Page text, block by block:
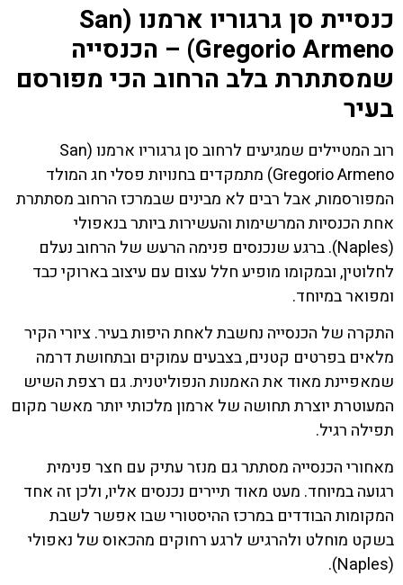
כנסיית סן גרגוריו ארמנו (San
Gregorio Armeno) – הכנסייה
שמסתתרת בלב הרחוב הכי מפורסם
בעיר
רוב המטיילים שמגיעים לרחוב סן גרגוריו ארמנו (San
Gregorio Armeno) מתמקדים בחנויות פסלי חג המולד
המפורסמות, אבל רבים לא מבינים שבמרכז הרחוב מסתתרת
אחת הכנסיות המרשימות והעשירות ביותר בנאפולי
(Naples). ברגע שנכנסים פנימה הרעש של הרחוב נעלם
לחלוטין, ובמקומו מופיע חלל עצום עם עיצוב בארוקי כבד
ומפואר במיוחד.
התקרה של הכנסייה נחשבת לאחת היפות בעיר. ציורי הקיר
מלאים בפרטים קטנים, בצבעים עמוקים ובתחושת דרמה
שמאפיינת מאוד את האמנות הנפוליטנית. גם רצפת השיש
המעוטרת יוצרת תחושה של ארמון מלכותי יותר מאשר מקום
תפילה רגיל.
מאחורי הכנסייה מסתתר גם מנזר עתיק עם חצר פנימית
רגועה במיוחד. מעט מאוד תיירים נכנסים אליו, ולכן זה אחד
המקומות הבודדים במרכז ההיסטורי שבו אפשר לשבת
בשקט מוחלט ולהרגיש לרגע רחוקים מהכאוס של נאפולי
(Naples).